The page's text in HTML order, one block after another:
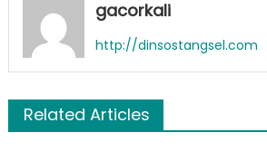
gacorkali
http://dinsostangsel.com
Related Articles